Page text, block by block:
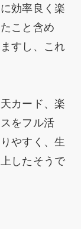
効率良く楽
こと含め
すし、これ
カード、楽
をフル活
やすく、生
したそうで